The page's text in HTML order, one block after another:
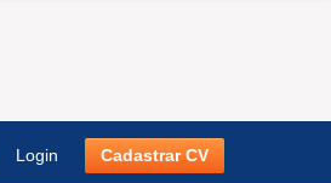
Login Cadastrar CV